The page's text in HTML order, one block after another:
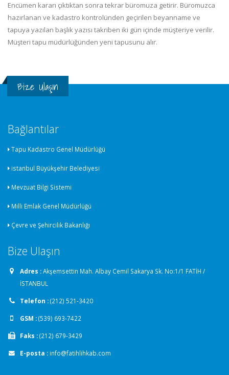
Encümen kararı çıktıktan sonra tekrar büromuza getirir. Büromuzca
hazırlanan ve kadastro kontrolünden geçirilen beyanname ve
tapuya yazılan başlık yazısı takriben iki gün içinde müşteriye verilir.
Müşteri tapu müdürlüğünden yeni tapusunu alır.
Bize Ulaşın
Bağlantılar
Tapu Kadastro Genel Müdürlüğü
istanbul Büyükşehir Belediyesi
Mevzuat Bilgi Sistemi
Milli Emlak Genel Müdürlüğü
Çevre ve Şehircilik Bakanlığı
Bize Ulaşın
Adres :Akşemsettin Mah. Albay Cemil Sakarya Sk. No:1/1 FATİH /
İSTANBUL
Telefon :(212) 521-3420
GSM :(539) 693-7422
Faks :(212) 679-3429
E-posta : info@fatihlihkab.com